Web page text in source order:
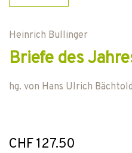
Heinrich Bullinger
Briefe des
hg. von Hans Ulrich Bächtold
CHF 127.50